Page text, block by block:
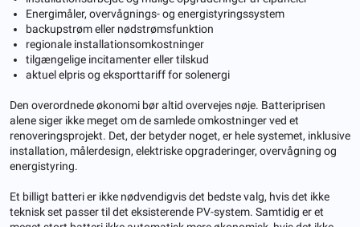
Energimåler, overvågnings- og energistyringssystem
backupstrøm eller nødstrømsfunktion
regionale installationsomkostninger
tilgængelige incitamenter eller tilskud
aktuel elpris og eksporttariff for solenergi
Den overordnede økonomi bør altid overvejes nøje. Batteriprisen
alene siger ikke meget om de samlede omkostninger ved et
renoveringsprojekt. Det, der betyder noget, er hele systemet, inklusive
installation, målerdesign, elektriske opgraderinger, overvågning og
energistyring.
Et billigt batteri er ikke nødvendigvis det bedste valg, hvis det ikke
teknisk set passer til det eksisterende PV-system. Samtidig er et